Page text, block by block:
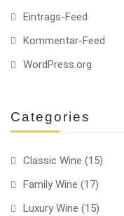
Eintrags-Feed
Kommentar-Feed
WordPress.org
Categories
Classic Wine (15)
Family Wine (17)
Luxury Wine (15)